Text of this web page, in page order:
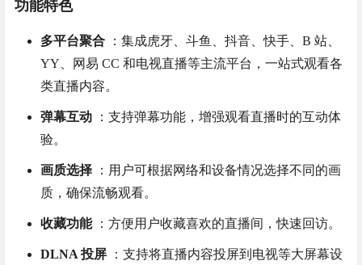
功能特色
多平台聚合 ：集成虎牙、斗鱼、抖音、快手、B 站、
YY、网易 CC 和电视直播等主流平台，一站式观看各
类直播内容。
弹幕互动 ：支持弹幕功能，增强观看直播时的互动体
验。
画质选择 ：用户可根据网络和设备情况选择不同的画
质，确保流畅观看。
收藏功能：方便用户收藏喜欢的直播间，快速回访。
DLNA 投屏 ：支持将直播内容投屏到电视等大屏幕设